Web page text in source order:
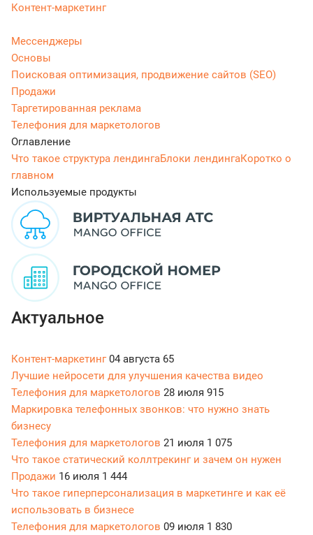
Контент-маркетинг
Мессенджеры
Основы
Поисковая оптимизация, продвижение сайтов (SEO)
Продажи
Таргетированная реклама
Телефония для маркетологов
Оглавление
Что такое структура лендингаБлоки лендингаКоротко о
главном
Используемые продукты
Актуальное
Контент-маркетинг04 августа 65
Лучшие нейросети для улучшения качества видео
Телефония для маркетологов 28 июля 915
Маркировка телефонных звонков: что нужно знать
бизнесу
Телефония для маркетологов 21 июля 1 075
Что такое статический коллтрекинг и зачем он нужен
Продажи 16 июля 1 444
Что такое гиперперсонализация в маркетинге и как её
использовать в бизнесе
Телефония для маркетологов 09 июля 1 830